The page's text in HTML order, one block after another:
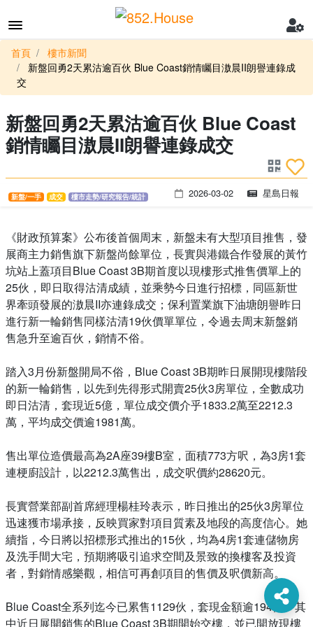
首頁
樓市新聞
新盤回勇2天累沽逾百伙 Blue Coast銷情矚目滶晨II朗譽連錄成
交
新盤回勇2天累沽逾百伙 Blue Coast
銷情矚目滶晨II朗譽連錄成交
新盤/一手 成交 樓市走勢/研究報告/統計 2026-03-02 星島日報
《財政預算案》公布後首個周末，新盤未有大型項目推售，發
展商主力銷售旗下新盤尚餘單位，長實與港鐵合作發展的黃竹
坑站上蓋項目Blue Coast 3B期首度以現樓形式推售價單上的
25伙，即日取得沽清成績，並乘勢今日進行招標，同區新世
界牽頭發展的滶晨II亦連錄成交；保利置業旗下油塘朗譽昨日
進行新一輪銷售同樣沽清19伙價單單位，令過去周末新盤銷
售急升至逾百伙，銷情不俗。
踏入3月份新盤開局不俗，Blue Coast 3B期昨日展開現樓階段
的新一輪銷售，以先到先得形式開賣25伙3房單位，全數成功
即日沽清，套現近5億，單位成交價介乎1833.2萬至2212.3
萬，平均成交價逾1981萬。
售出單位造價最高為2A座39樓B室，面積773方呎，為3房1套
連梗廚設計，以2212.3萬售出，成交呎價約28620元。
長實營業部副首席經理楊桂玲表示，昨日推出的25伙3房單位
迅速獲市場承接，反映買家對項目質素及地段的高度信心。她
續指，今日將以招標形式推出的15伙，均為4房1套連儲物房
及洗手間大宅，預期將吸引追求空間及景致的換樓客及投資
者，對銷情感樂觀，相信可再創項目的售價及呎價新高。
Blue Coast全系列迄今已累售1129伙，套現金額逾194億。其
中近日展開銷售的Blue Coast 3B期開始交樓，並已開放現樓